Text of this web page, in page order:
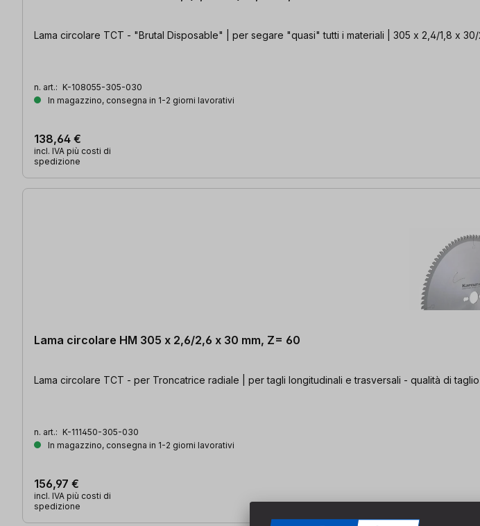
Lama circolare TCT - "Brutal Disposable" | per segare "quasi" tutti i materiali | 305 x 2,4/1,8 x 30/
n. art.: K-108055-305-030
In magazzino, consegna in 1-2 giorni lavorativi
138,64 €
incl. IVA più costi di
spedizione
Lama circolare HM 305 x 2,6/2,6 x 30 mm, Z= 60
Lama circolare TCT - per Troncatrice radiale | per tagli longitudinali e trasversali - qualità di
n. art.: K-111450-305-030
In magazzino, consegna in 1-2 giorni lavorativi
156,97 €
incl. IVA più costi di
spedizione